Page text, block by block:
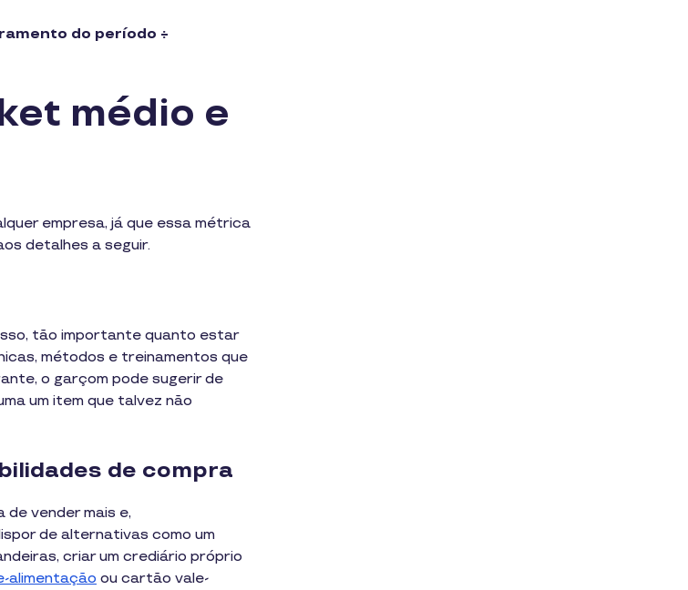
do período ÷
médio e
empresa, já que essa métrica
detalhes a seguir.
tão importante quanto estar
métodos e treinamentos que
o garçom pode sugerir de
um item que talvez não
de compra
de vender mais e,
de alternativas como um
criar um crediário próprio
alimentação ou cartão vale-